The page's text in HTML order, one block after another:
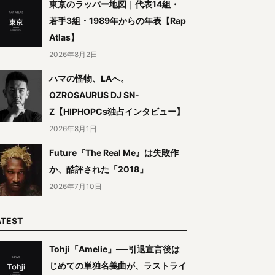
東京のラッパー地図｜代表14組・
若手3組・1989年からの年表【Rap
Atlas】
2026年8月2日
ハマの怪物、LAへ。
OZROSAURUS DJ SN-
Z【HIPHOPCs独占インタビュー】
2026年8月1日
Future『The Real Me』は失敗作
か、酷評された「2018」
2026年7月10日
Tohji「Amelie」──引退宣言後は
じめての単独名義曲が、ラストライ